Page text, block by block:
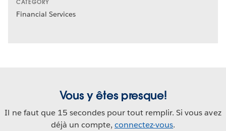
CATEGORY
Financial Services
Vous y êtes presque!
Il ne faut que 15 secondes pour tout remplir. Si vous avez
déjà un compte, connectez-vous.